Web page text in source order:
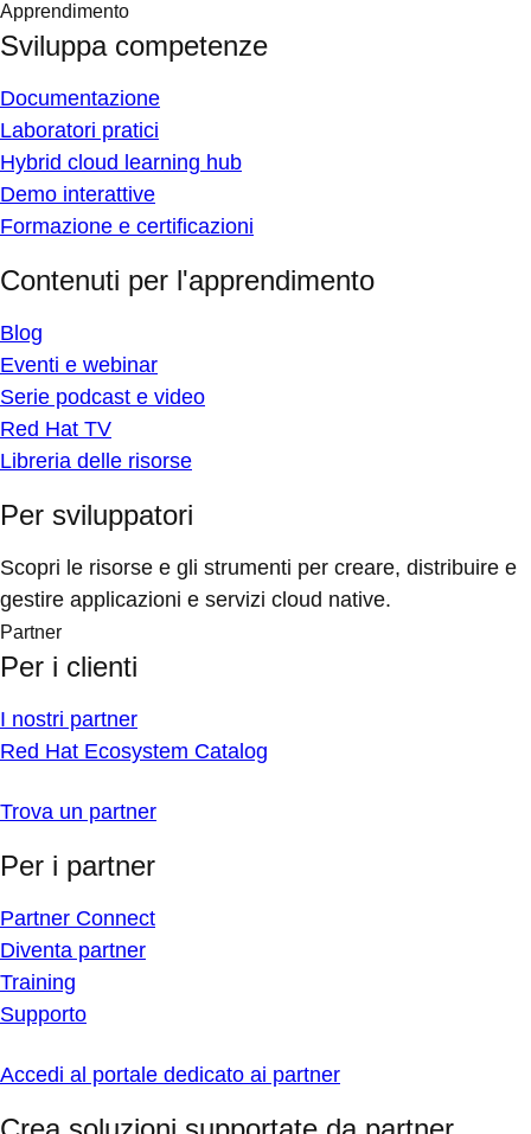
Apprendimento
Sviluppa competenze
Documentazione
Laboratori pratici
Hybrid cloud learning hub
Demo interattive
Formazione e certificazioni
Contenuti per l'apprendimento
Blog
Eventi e webinar
Serie podcast e video
Red Hat TV
Libreria delle risorse
Per sviluppatori
Scopri le risorse e gli strumenti per creare, distribuire e
gestire applicazioni e servizi cloud native.
Partner
Per i clienti
I nostri partner
Red Hat Ecosystem Catalog
Trova un partner
Per i partner
Partner Connect
Diventa partner
Training
Supporto
Accedi al portale dedicato ai partner